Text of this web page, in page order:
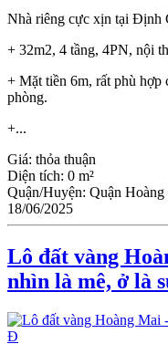
Nhà riêng cực xịn tại Định
+ 32m2, 4 tầng, 4PN, nội
+ Mặt tiền 6m, rất phù hợp
phòng.
+...
Giá: thỏa thuận
Diện tích: 0 m²
Quận/Huyện: Quận Hoàng
18/06/2025
Lô đất vàng
nhìn là mê, ở là